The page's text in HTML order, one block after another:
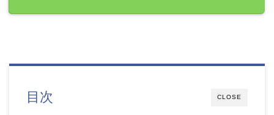
CLOSE
目次